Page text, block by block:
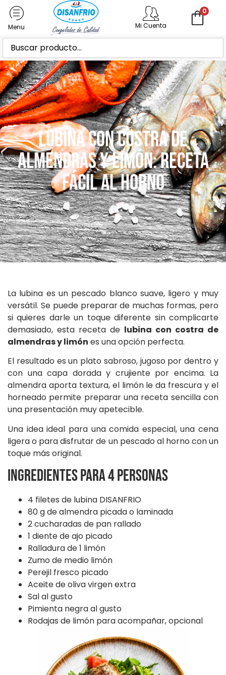
Mi Cuenta
0
Lubina con costra de
almendras y limón: receta
fácil al horno
La lubina es un pescado blanco suave, ligero y muy
versátil. Se puede preparar de muchas formas, pero
si quieres darle un toque diferente sin complicarte
demasiado, esta receta de lubina con costra de
almendras y limón es una opción perfecta.
El resultado es un plato sabroso, jugoso por dentro y
con una capa dorada y crujiente por encima. La
almendra aporta textura, el limón le da frescura y el
horneado permite preparar una receta sencilla con
una presentación muy apetecible.
Una idea ideal para una comida especial, una cena
ligera o para disfrutar de un pescado al horno con un
toque más original.
Ingredientes para 4 personas
4 filetes de lubina DISANFRIO
80 g de almendra picada o laminada
2 cucharadas de pan rallado
1 diente de ajo picado
Ralladura de 1 limón
Zumo de medio limón
Perejil fresco picado
Aceite de oliva virgen extra
Sal al gusto
Pimienta negra al gusto
Rodajas de limón para acompañar, opcional